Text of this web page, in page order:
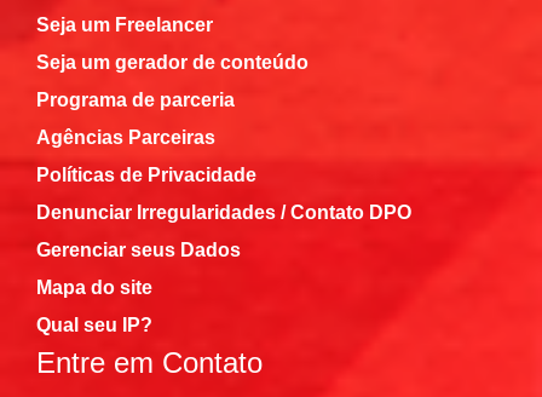
Seja um Freelancer
Seja um gerador de conteúdo
Programa de parceria
Agências Parceiras
Políticas de Privacidade
Denunciar Irregularidades / Contato DPO
Gerenciar seus Dados
Mapa do site
Qual seu IP?
Entre em Contato